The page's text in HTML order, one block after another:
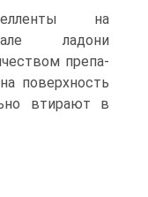
на
ладони
препа­
поверхность
втирают в